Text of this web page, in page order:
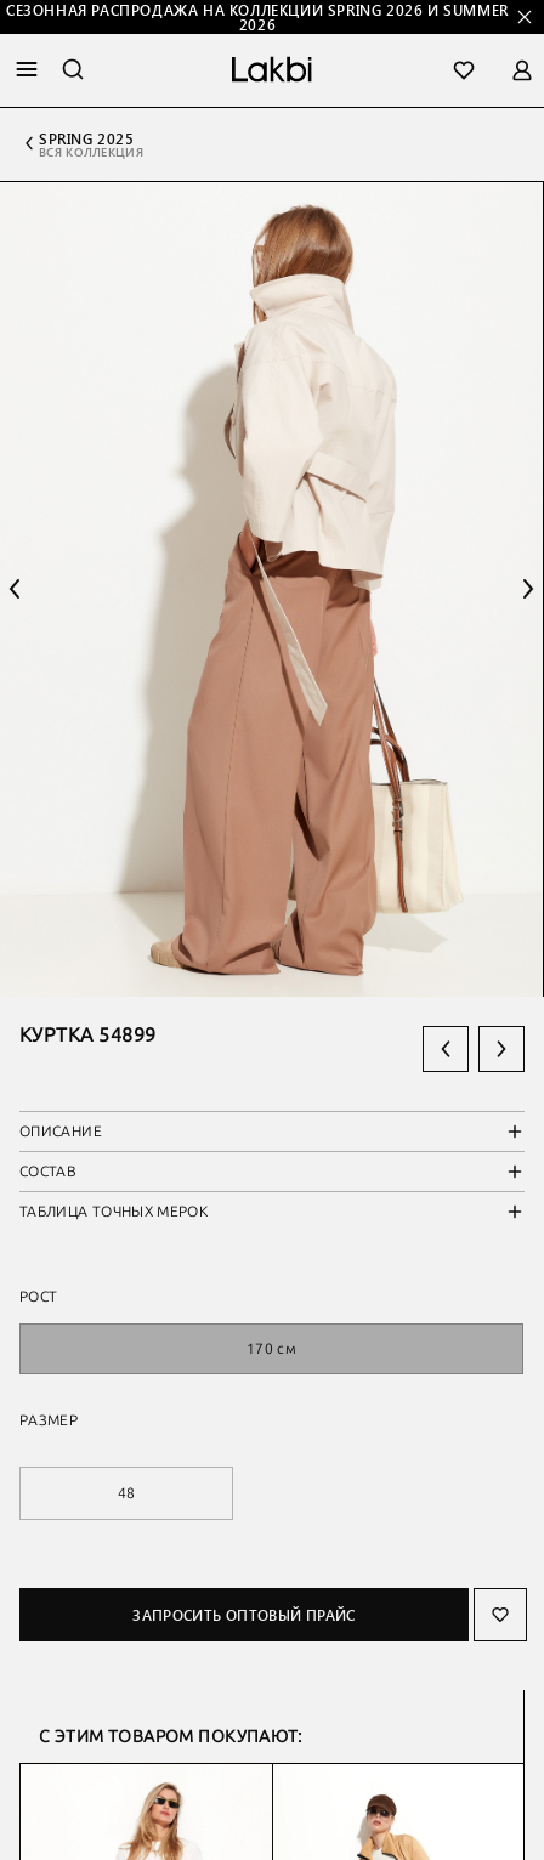
СЕЗОННАЯ РАСПРОДАЖА НА КОЛЛЕКЦИИ SPRING 2026 И SUMMER
2026
SPRING 2025
ВСЯ КОЛЛЕКЦИЯ
КУРТКА 54899
ОПИСАНИЕ
СОСТАВ
ТАБЛИЦА ТОЧНЫХ МЕРОК
РОСТ
170 см
РАЗМЕР
48
ЗАПРОСИТЬ ОПТОВЫЙ ПРАЙС
С ЭТИМ ТОВАРОМ ПОКУПАЮТ: